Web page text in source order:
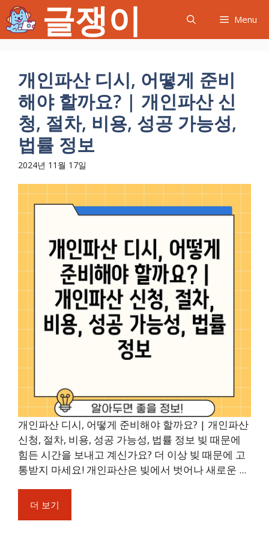
텐
츠
글쟁이 Menu
개인파산 디시, 어떻게 준비
해야 할까요? | 개인파산 신
청, 절차, 비용, 성공 가능성,
법률 정보
2024년 11월 17일
개인파산 디시, 어떻게 준비해야 할까요? | 개인파산
신청, 절차, 비용, 성공 가능성, 법률 정보 빚 때문에
힘든 시간을 보내고 계신가요? 더 이상 빚 때문에 고
통받지 마세요! 개인파산은 빚에서 벗어나 새로운 ...
더 보기